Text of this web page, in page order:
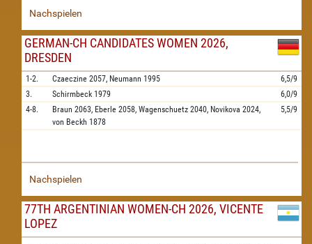
Nachspielen
GERMAN-CH CANDIDATES WOMEN 2026,
DRESDEN
1-2. Czaeczine 2057, Neumann 1995
6,5/9
3.
Schirmbeck 1979
6,0/9
4-8.
Braun 2063, Eberle 2058, Wagenschuetz 2040, Novikova 2024,
von Beckh 1878
5,5/9
Nachspielen
77TH ARGENTINIAN WOMEN-CH 2026, VICENTE
LOPEZ